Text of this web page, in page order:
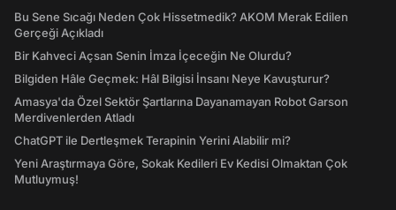
Bu Sene Sıcağı Neden Çok Hissetmedik? AKOM Merak Edilen
Gerçeği Açıkladı
Bir Kahveci Açsan Senin İmza İçeceğin Ne Olurdu?
Bilgiden Hâle Geçmek: Hâl Bilgisi İnsanı Neye Kavuşturur?
Amasya'da Özel Sektör Şartlarına Dayanamayan Robot Garson
Merdivenlerden Atladı
ChatGPT ile Dertleşmek Terapinin Yerini Alabilir mi?
Yeni Araştırmaya Göre, Sokak Kedileri Ev Kedisi Olmaktan Çok
Mutluymuş!